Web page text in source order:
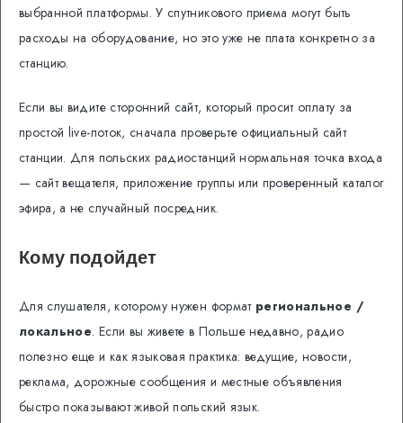
выбранной платформы. У спутникового приема могут быть
расходы на оборудование, но это уже не плата конкретно за
станцию.
Если вы видите сторонний сайт, который просит оплату за
простой live-поток, сначала проверьте официальный сайт
станции. Для польских радиостанций нормальная точка входа
— сайт вещателя, приложение группы или проверенный каталог
эфира, а не случайный посредник.
Кому подойдет
Для слушателя, которому нужен формат региональное /
локальное. Если вы живете в Польше недавно, радио
полезно еще и как языковая практика: ведущие, новости,
реклама, дорожные сообщения и местные объявления
быстро показывают живой польский язык.